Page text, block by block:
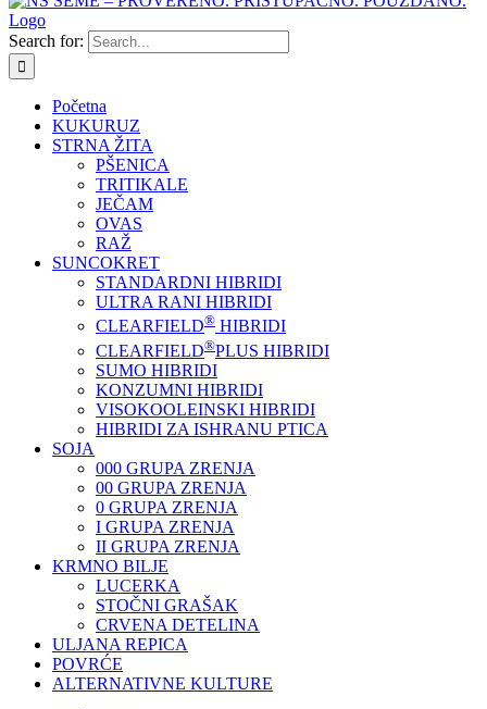
Search for:
Početna
KUKURUZ
STRNA ŽITA
PŠENICA
TRITIKALE
JEČAM
OVAS
RAŽ
SUNCOKRET
STANDARDNI HIBRIDI
ULTRA RANI HIBRIDI
CLEARFIELD® HIBRIDI
CLEARFIELD®PLUS HIBRIDI
SUMO HIBRIDI
KONZUMNI HIBRIDI
VISOKOOLEINSKI HIBRIDI
HIBRIDI ZA ISHRANU PTICA
SOJA
000 GRUPA ZRENJA
00 GRUPA ZRENJA
0 GRUPA ZRENJA
I GRUPA ZRENJA
II GRUPA ZRENJA
KRMNO BILJE
LUCERKA
STOČNI GRAŠAK
CRVENA DETELINA
ULJANA REPICA
POVRĆE
ALTERNATIVNE KULTURE